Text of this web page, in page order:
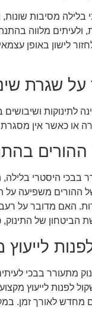
בלילה מסיבות
מלווה
לישון באופן
שגרת
לתינוקות
או כאשר אין מסגרת
בבכי היסטרי
ההורים משפיעה על
האם מדובר על
של התינוק,
מתעורר בבכי
לפנות לייעוץ
מחדש לאורך זמן.